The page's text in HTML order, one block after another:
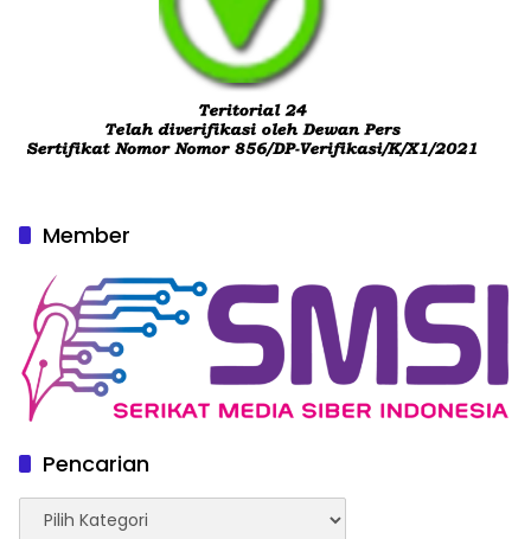
Member
Pencarian
Pencarian